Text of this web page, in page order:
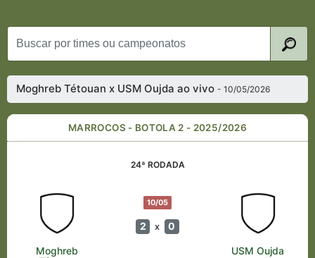
Moghreb Tétouan x USM Oujda ao vivo- 10/05/2026
MARROCOS - BOTOLA 2 - 2025/2026
24ª RODADA
10/05
2 x 0
Moghreb
USM Oujda